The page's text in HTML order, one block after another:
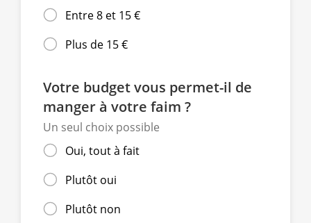
Entre 8 et 15 €
Plus de 15 €
Votre budget vous permet-il de
manger à votre faim ?
Un seul choix possible
Oui, tout à fait
Plutôt oui
Plutôt non